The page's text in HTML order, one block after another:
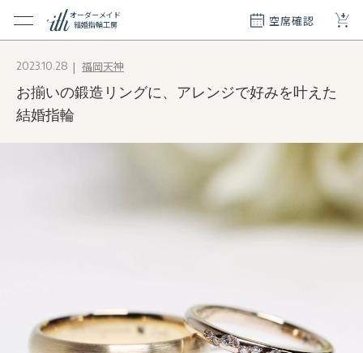
オーダーメイド
結婚指輪工房
空席確認 +
メイド
2023.10.28 福岡天神
お揃いの鍛造リングに、アレンジで好みを叶えた
結婚指輪